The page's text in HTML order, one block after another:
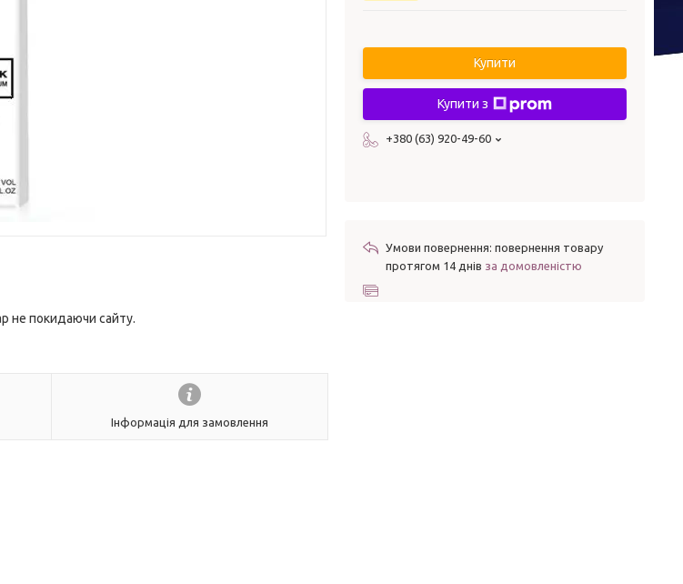
не покидаючи сайту.
Інформація для замовлення
Купити
Купити з
+380 (63) 920-49-60
повернення товару
протягом 14 днів за домовленістю